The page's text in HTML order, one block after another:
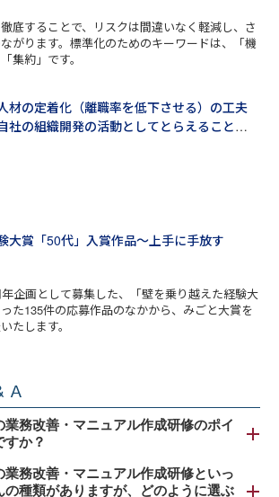
徹底することで、リスクは間違いなく軽減し、さ
がります。標準化のためのキーワードは、「機
集約」です。
材の定着化（離職率を低下させる）の工夫
社の組織開発の活動としてとらえることが
大賞「50代」入賞作品～上手に手放す
企画として募集した、「壁を乗り越えた経験大
た135件の応募作品のなかから、みごと大賞を
たします。
業務改善・マニュアル作成研修のポイ
すか？
開講座の業務改善・マニュアル作成研
業務改善・マニュアル作成研修といっ
の種類がありますが、どのように選ぶ